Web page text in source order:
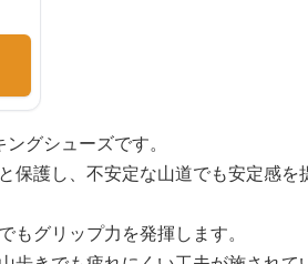
グシューズです。
護し、不安定な山道でも安定感を
グリップ力を発揮します。